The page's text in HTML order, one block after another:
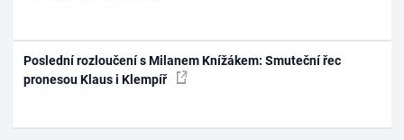
Poslední rozloučení s Milanem Knížákem: Smuteční řec
pronesou Klaus i Klempíř